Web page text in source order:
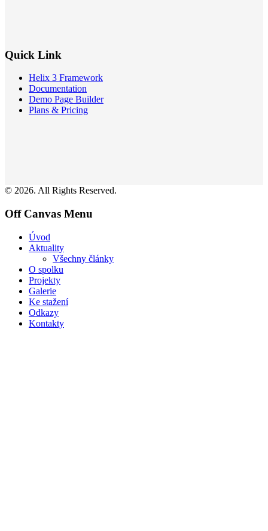
Quick Link
Helix 3 Framework
Documentation
Demo Page Builder
Plans & Pricing
© 2026. All Rights Reserved.
Off Canvas Menu
Úvod
Aktuality
Všechny články
O spolku
Projekty
Galerie
Ke stažení
Odkazy
Kontakty